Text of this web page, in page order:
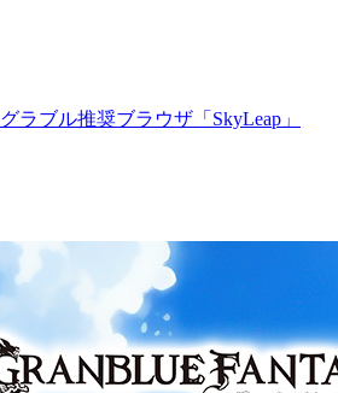
ラブル推奨ブラウザ「SkyLeap」